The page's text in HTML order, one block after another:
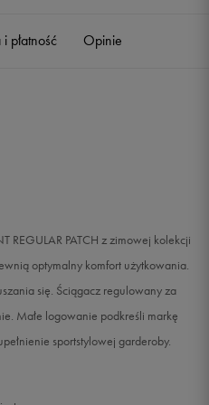
płatność Opinie
REGULAR PATCH z zimowej kolekcji
optymalny komfort użytkowania.
się. Ściągacz regulowany za
Małe logowanie podkreśli markę
sportstylowej garderoby.